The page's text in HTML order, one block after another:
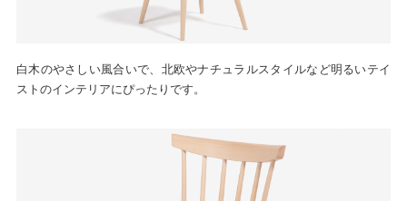
白木のやさしい風合いで、北欧やナチュラルスタイルなど明るいテイ
ストのインテリアにぴったりです。